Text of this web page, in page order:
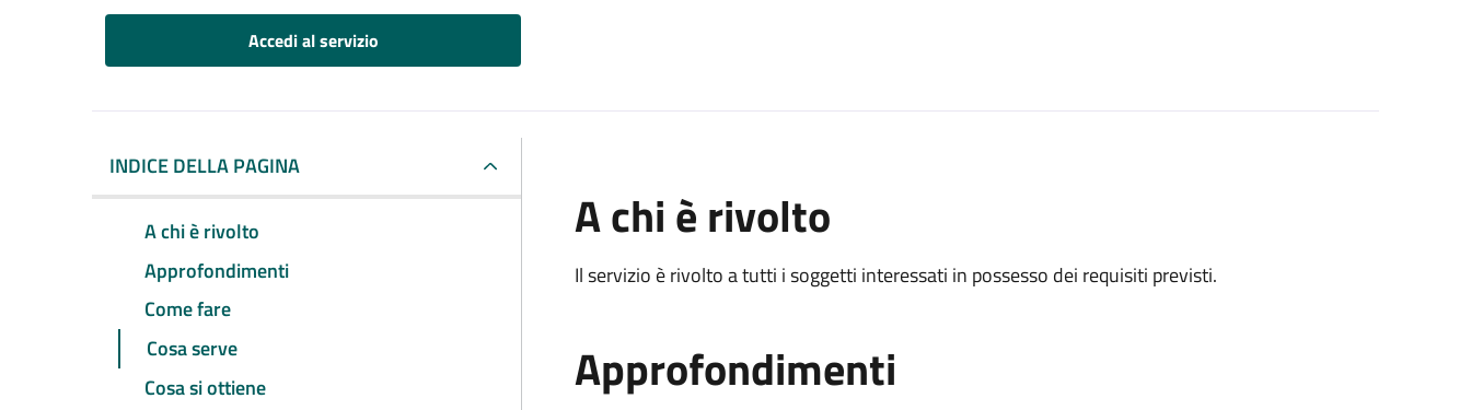
Accedi al servizio
INDICE DELLA PAGINA
A chi è rivolto
Approfondimenti
Come fare
Cosa serve
Cosa si ottiene
A chi è rivolto
Il servizio è rivolto a tutti i soggetti interessati in possesso dei requisiti previsti.
Approfondimenti